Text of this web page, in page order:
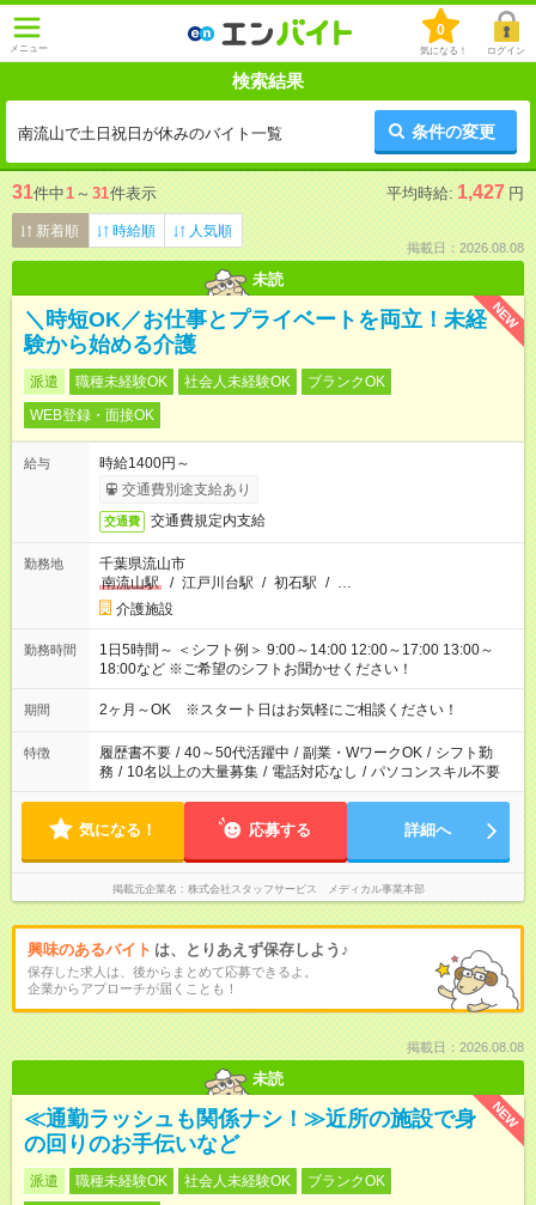
メニュー
0
気になる！ ログイン
検索結果
南流山で土日祝日が休みのバイト一覧 条件の変更
31件中1 ～ 31件表示 平均時給: 1,427 円
新着順 時給順 人気順
掲載日：2026.08.08
未読
NEW
＼時短OK／お仕事とプライベートを両立！未経
験から始める介護
派遣 職種未経験OK 社会人未経験OK
ブランクOK
WEB登録・面接OK
給与
時給1400円～
交通費別途支給あり
交通費 交通費規定内支給
勤務地
千葉県流山市
南流山駅
/ 江戸川台駅 / 初石駅 / …
介護施設
勤務時間
1日5時間～ ＜シフト例＞ 9:00～14:00 12:00～17:00 13:00～
18:00など ※ご希望のシフトお聞かせください！
期間 2ヶ月～OK ※スタート日はお気軽にご相談ください！
特徴 履歴書不要 / 40～50代活躍中 / 副業・WワークOK / シフト勤
務 / 10名以上の大量募集 / 電話対応なし / パソコンスキル不要
気になる！ 応募する 詳細へ
掲載元企業名 株式会社スタッフサービス メディカル事業本部
興味のあるバイト は、とりあえず保存しよう♪
保存した求人は、後からまとめて応募できるよ。
企業からアプローチが届くことも！
掲載日：2026.08.08
未読
NEW
≪通勤ラッシュも関係ナシ！≫近所の施設で身
の回りのお手伝いなど
派遣 職種未経験OK 社会人未経験OK
ブランクOK